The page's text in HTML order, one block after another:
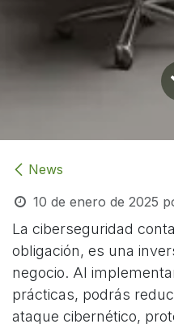
News
10 de enero de 2025
La ciberseguridad
obligación, es una
negocio. Al
prácticas, podrás
ataque cibernético,